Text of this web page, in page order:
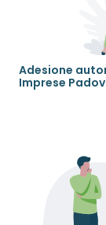
Adesione
Imprese